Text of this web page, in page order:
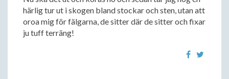
härlig tur ut i skogen bland stockar och sten, utan att
oroa mig för fälgarna, de sitter där de sitter och fixar
ju tuff terräng!